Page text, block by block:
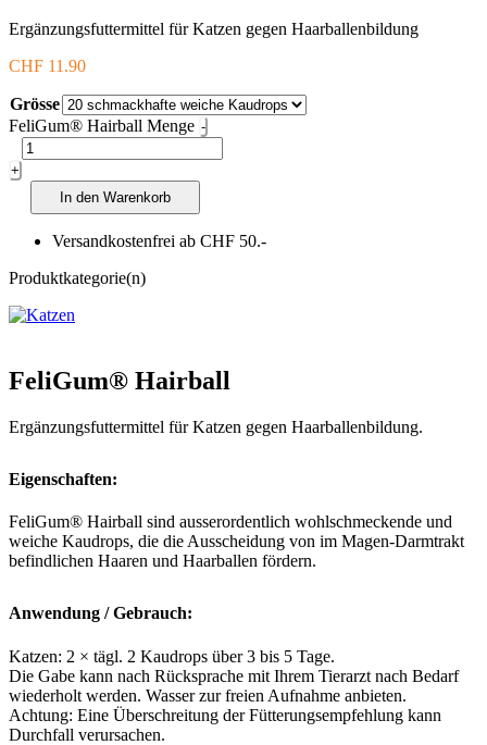
Ergänzungsfuttermittel für Katzen gegen Haarballenbildung
CHF 11.90
Grösse
FeliGum® Hairball Menge -
+
In den Warenkorb
Versandkostenfrei ab CHF 50.-
Produktkategorie(n)
FeliGum® Hairball
Ergänzungsfuttermittel für Katzen gegen Haarballenbildung.
Eigenschaften:
FeliGum® Hairball sind ausserordentlich wohlschmeckende und
weiche Kaudrops, die die Ausscheidung von im Magen-Darmtrakt
befindlichen Haaren und Haarballen fördern.
Anwendung / Gebrauch:
Katzen: 2 × tägl. 2 Kaudrops über 3 bis 5 Tage.
Die Gabe kann nach Rücksprache mit Ihrem Tierarzt nach Bedarf
wiederholt werden. Wasser zur freien Aufnahme anbieten.
Achtung: Eine Überschreitung der Fütterungsempfehlung kann
Durchfall verursachen.